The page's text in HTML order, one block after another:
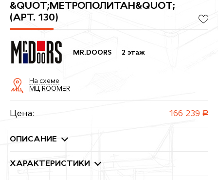
&QUOT;МЕТРОПОЛИТАН&QUOT;
(АРТ. 130)
MR.DOORS 2 этаж
На схеме
МЦ ROOMER
Цена: 166 239 руб.
ОПИСАНИЕ
ХАРАКТЕРИСТИКИ